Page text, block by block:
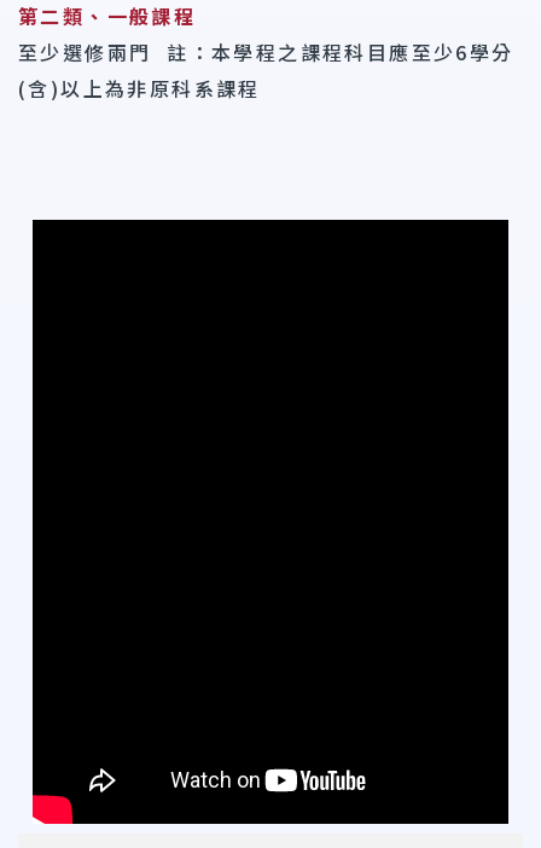
第二類、一般課程
至少選修兩門 註：本學程之課程科目應至少6學分
(含)以上為非原科系課程